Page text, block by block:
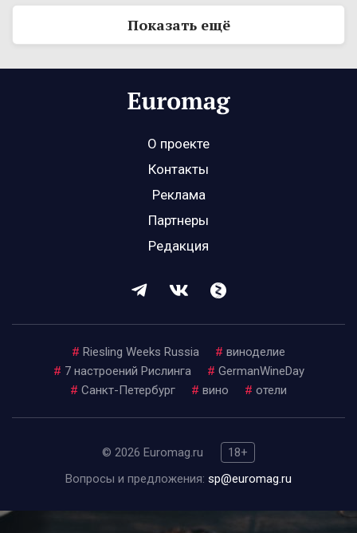
Показать ещё
О проекте
Контакты
Реклама
Партнеры
Редакция
# Riesling Weeks Russia # виноделие
# 7 настроений Рислинга # GermanWineDay
# Санкт-Петербург # вино # отели
© 2026 Euromag.ru
18+
Вопросы и предложения: sp@euromag.ru